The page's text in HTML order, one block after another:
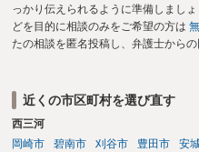
っかり伝えられるように準備しまし
どを目的に相談のみをご希望の方は
たの相談を匿名投稿し、弁護士からの
近くの市区町村を選び直す
西三河
岡崎市
碧南市 刈谷市 豊田市 安